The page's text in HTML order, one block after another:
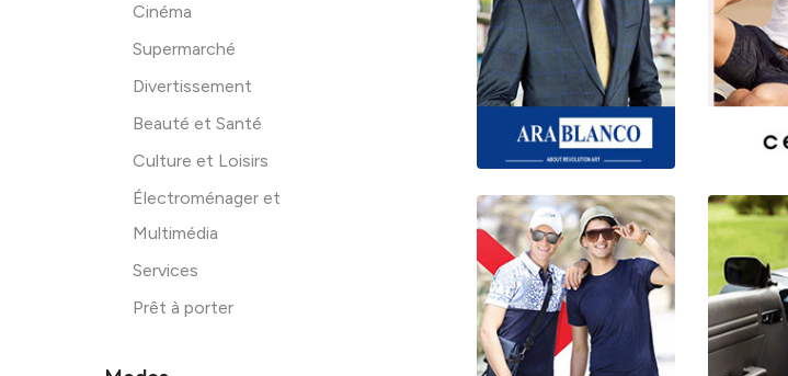
Cinéma
Supermarché
Divertissement
Beauté et Santé
Culture et Loisirs
Électroménager et
Multimédia
Services
Prêt à porter